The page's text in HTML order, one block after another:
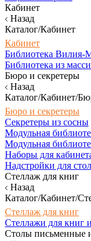
Кабинет
Назад
Каталог/Кабинет
Кабинет
Библиотека Вилия-
Библиотека из
Бюро и секретеры
Назад
Каталог/Кабинет/
Бюро и секретеры
Секретеры из сосны
Модульная
Модульная
Наборы для
Надстройки для
Стеллаж для книг
Назад
Каталог/Кабинет/
Стеллаж для книг
Стеллажи для книг
Столы письменные